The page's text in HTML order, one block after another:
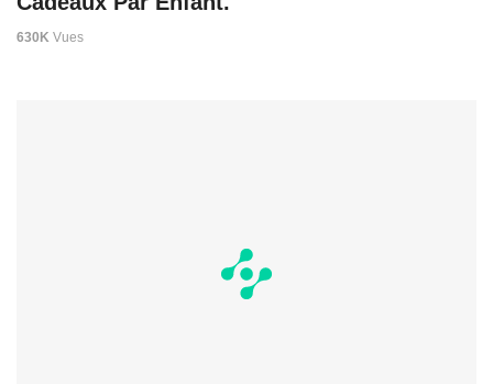
630K Vues